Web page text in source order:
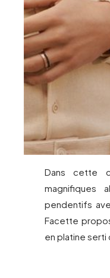
Dans cette
magnifiques
pendentifs
Facette
en platine serti